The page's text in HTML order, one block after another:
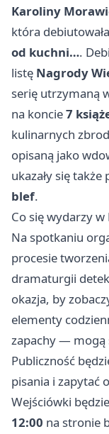
Karoliny
która
od kuchni….
listę Nagrody
serię utrzymaną
na koncie7
kulinarnych
opisaną jako
ukazały się także
blef.
Co się wydarzy
Na spotkaniu
procesie
dramaturgii
okazja, by
elementy
zapachy — mogą
Publiczność
pisania i zapytać
Wejściówki
12:00 na stronie